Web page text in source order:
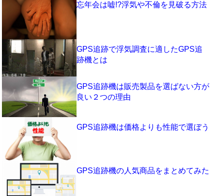
忘年会は嘘!?浮気や不倫を見破る方法
GPS追跡で浮気調査に適したGPS追
跡機とは
GPS追跡機は販売製品を選ばない方が
良い２つの理由
GPS追跡機は価格よりも性能で選ぼう
GPS追跡機の人気商品をまとめてみた